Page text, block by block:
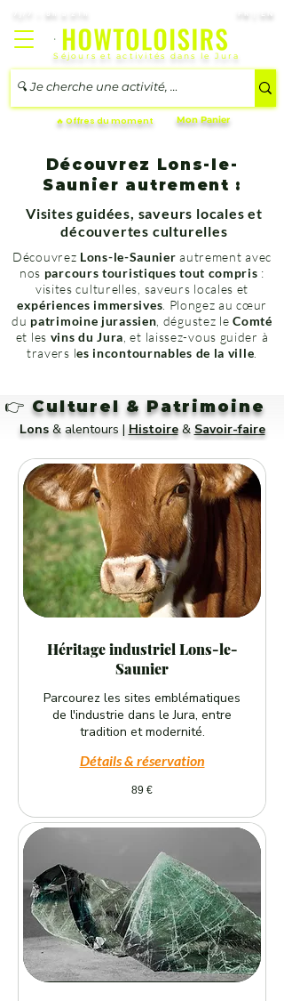
FR | EN
Séjours et activités dans le Jura
Mon Panier
🔥 Offres du moment
Découvrez Lons-le-
Saunier autrement :
Visites guidées, saveurs locales et
découvertes culturelles
Découvrez Lons-le-Saunier autrement avec
nos parcours touristiques tout compris :
visites culturelles, saveurs locales et
expériences immersives . Plongez au cœur
du patrimoine jurassien , dégustez leComté
et les vins du Jura , et laissez-vous guider à
travers les incontournables de la ville
👉 Culturel & Patrimoine
Lons& alentours | Histoire & Savoir-faire
Héritage industriel Lons-le-
Saunier
Parcourez les sites emblématiques
de l'industrie dans le Jura, entre
tradition et modernité.
Détails & réservation
89 €